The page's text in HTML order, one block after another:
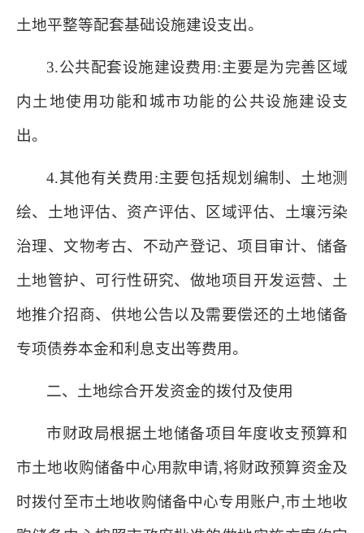
土地平整等配套基础设施建设支出。
3.公共配套设施建设费用:主要是为完善区域
内土地使用功能和城市功能的公共设施建设支
出。
4.其他有关费用:主要包括规划编制、土地测
绘、土地评估、资产评估、区域评估、土壤污染
治理、文物考古、不动产登记、项目审计、储备
土地管护、可行性研究、做地项目开发运营、土
地推介招商、供地公告以及需要偿还的土地储备
专项债券本金和利息支出等费用。
二、土地综合开发资金的拨付及使用
市财政局根据土地储备项目年度收支预算和
市土地收购储备中心用款申请,将财政预算资金及
时拨付至市土地收购储备中心专用账户,市土地收